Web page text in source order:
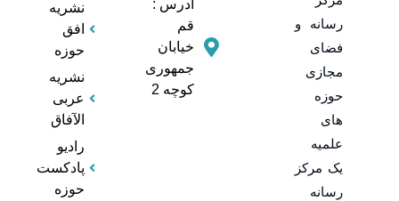
رسانه و
فضای
مجازی
حوزه
های
علمیه
یک مرکز
رسانه
آدرس :
قم
خیابان
جمهوری
کوچه 2
نشریه
افق
حوزه
نشریه
عربی
الآفاق
رادیو
پادکست
حوزه